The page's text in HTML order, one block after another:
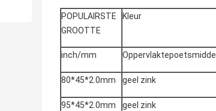
POPULAIRSTE
GROOTTE
Kleur
inch/mm Oppervlaktepoetsmiddel
80*45*2.0mm geel zink
95*45*2.0mm geel zink